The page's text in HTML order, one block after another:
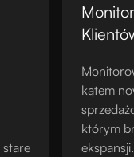
kątem
którym